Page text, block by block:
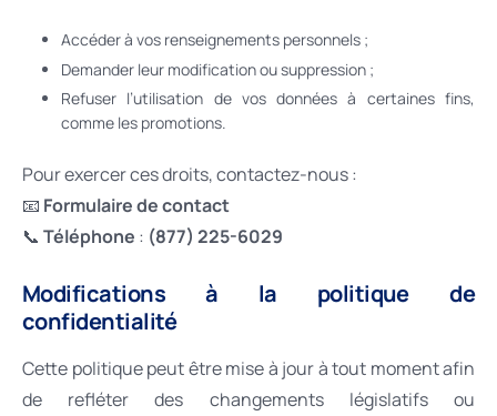
Accéder à vos renseignements personnels ;
Demander leur modification ou suppression ;
Refuser l’utilisation de vos données à certaines fins,
comme les promotions.
Pour exercer ces droits, contactez-nous :
📧 Formulaire de contact
📞 Téléphone : (877) 225-6029
Modifications à la politique de
confidentialité
Cette politique peut être mise à jour à tout moment afin
de refléter des changements législatifs ou